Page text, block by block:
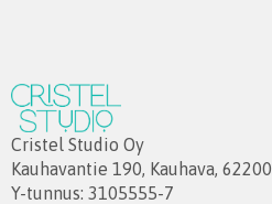
Cristel Studio Oy
Kauhavantie 190, Kauhava, 62200
Y-tunnus: 3105555-7